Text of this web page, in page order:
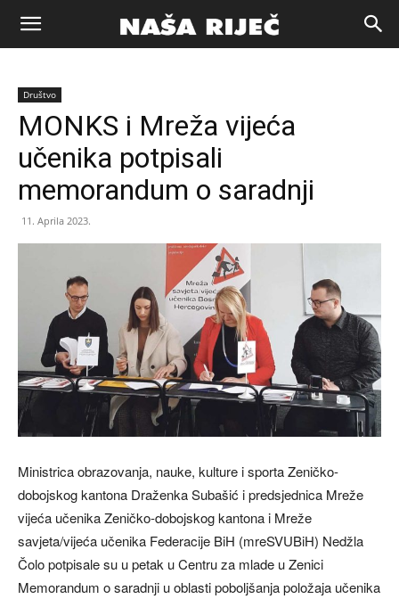
Naša
riječ
Društvo
MONKS i Mreža vijeća
učenika potpisali
memorandum o saradnji
11. Aprila 2023.
Ministrica obrazovanja, nauke, kulture i sporta Zeničko-
dobojskog kantona Draženka Subašić i predsjednica Mreže
vijeća učenika Zeničko-dobojskog kantona i Mreže
savjeta/vijeća učenika Federacije BiH (mreSVUBiH) Nedžla
Čolo potpisale su u petak u Centru za mlade u Zenici
Memorandum o saradnji u oblasti poboljšanja položaja učenika